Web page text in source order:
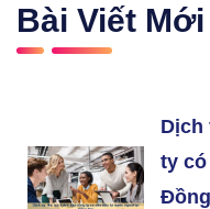
Bài Viết
Dịch
ty